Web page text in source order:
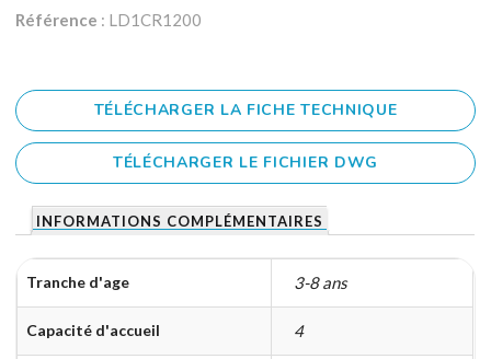
Référence : LD1CR1200
TÉLÉCHARGER LA FICHE TECHNIQUE
TÉLÉCHARGER LE FICHIER DWG
INFORMATIONS COMPLÉMENTAIRES
Tranche d'age 3-8 ans
Capacité d'accueil 4